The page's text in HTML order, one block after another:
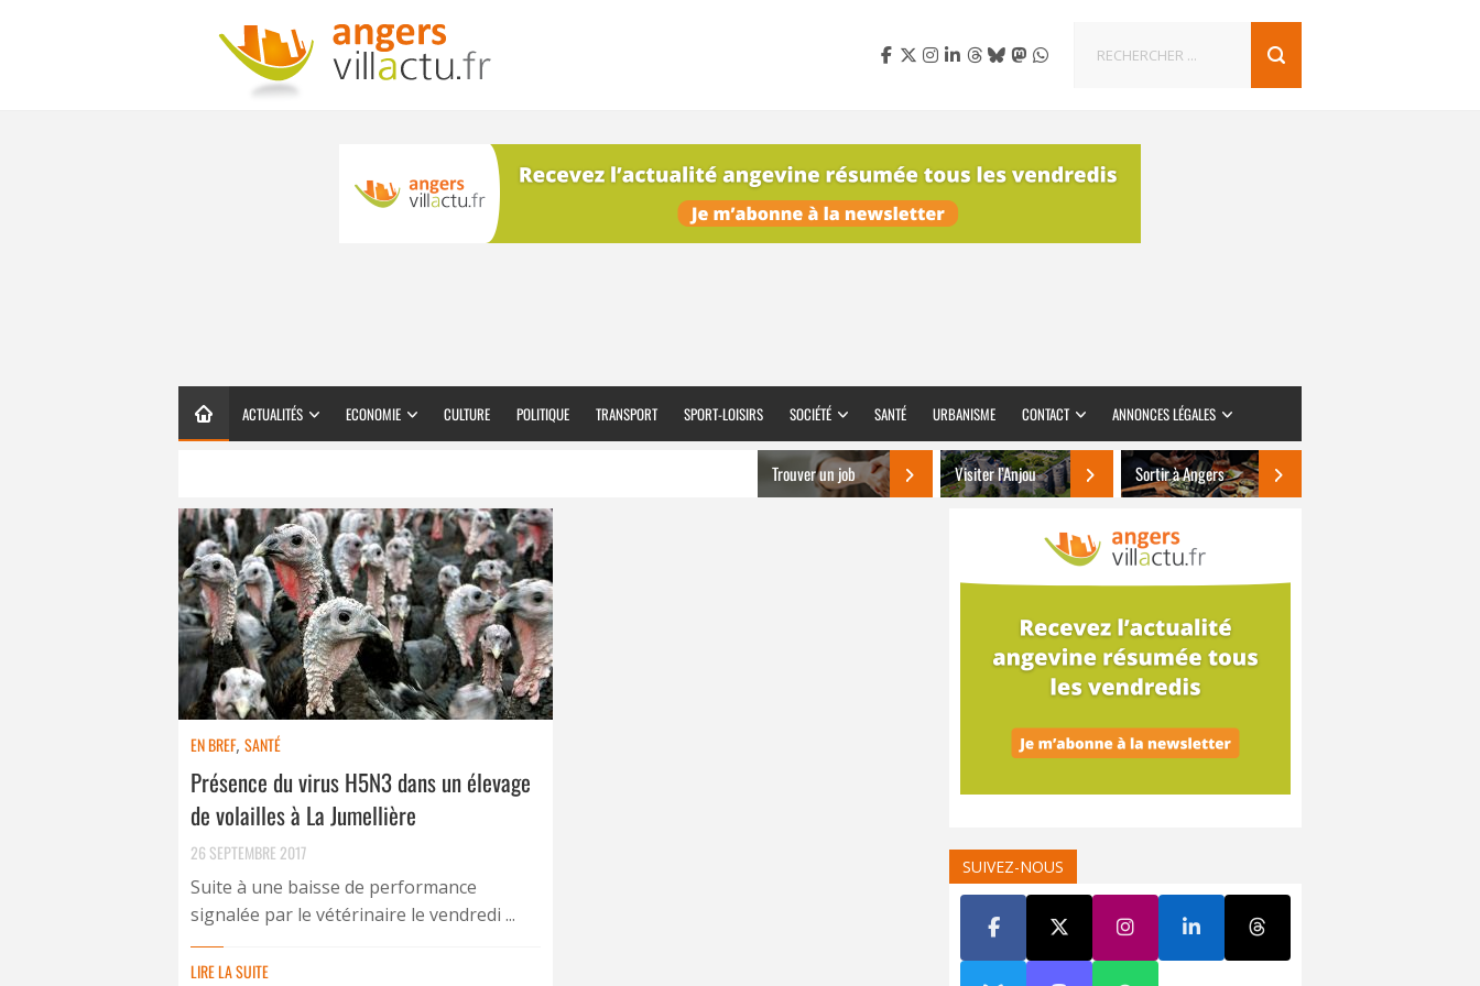
ACTUALITÉS ECONOMIE CULTURE POLITIQUE TRANSPORT SPORT-LOISIRS SOCIÉTÉ SANTÉ URBANISME CONTACT ANNONCES LÉGALES
Trouver un job Visiter l’Anjou Sortir à Angers
EN BREF, SANTÉ
Présence du virus H5N3 dans un élevage
de volailles à La Jumellière
26 SEPTEMBRE 2017
Suite à une baisse de performance
signalée par le vétérinaire le vendredi ...
LIRE LA SUITE
SUIVEZ-NOUS